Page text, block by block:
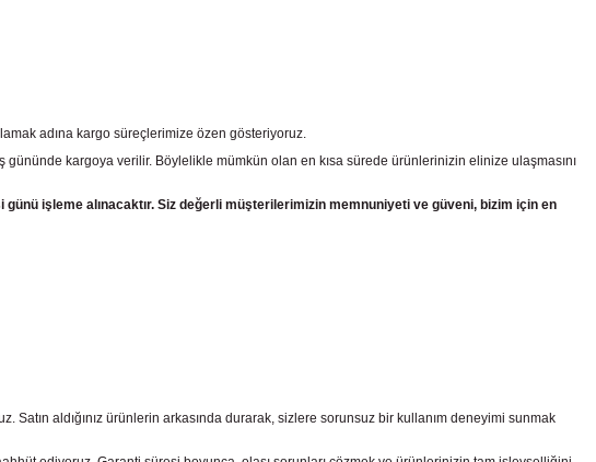
adına kargo süreçlerimize özen gösteriyoruz.
kargoya verilir. Böylelikle mümkün olan en kısa sürede ürünlerinizin elinize ulaşmasını
işleme alınacaktır. Siz değerli müşterilerimizin memnuniyeti ve güveni, bizim için en
Satın aldığınız ürünlerin arkasında durarak, sizlere sorunsuz bir kullanım deneyimi sunmak